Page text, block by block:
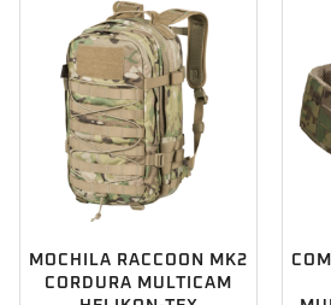
MOCHILA RACCOON MK2
CORDURA MULTICAM